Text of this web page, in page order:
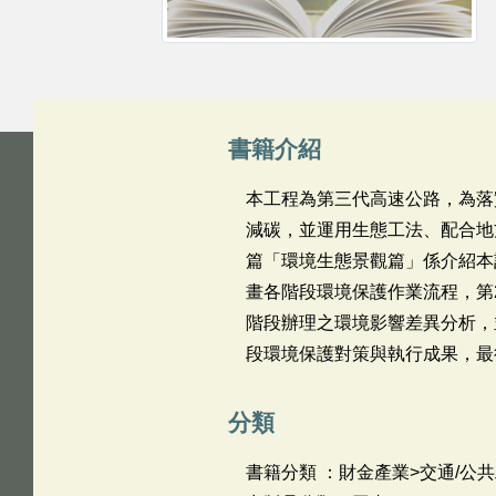
書籍介紹
本工程為第三代高速公路，為
減碳，並運用生態工法、配合
篇「環境生態景觀篇」係介紹
畫各階段環境保護作業流程，
階段辦理之環境影響差異分析
段環境保護對策與執行成果，
分類
書籍分類 ：財金產業>交通/公